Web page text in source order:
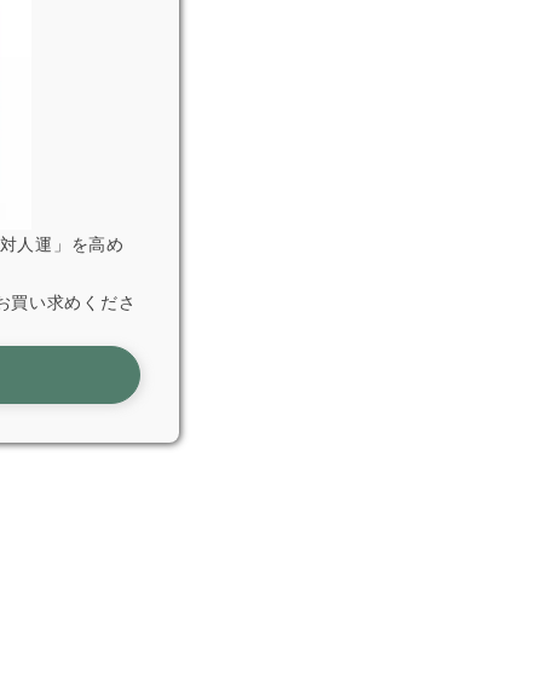
人運」を高め
買い求めくださ